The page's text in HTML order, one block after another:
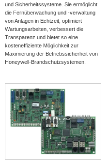
und Sicherheitssysteme. Sie ermöglicht
die Fernüberwachung und -verwaltung
von Anlagen in Echtzeit, optimiert
Wartungsarbeiten, verbessert die
Transparenz und bietet so eine
kosteneffiziente Möglichkeit zur
Maximierung der Betriebssicherheit von
Honeywell-Brandschutzsystemen.